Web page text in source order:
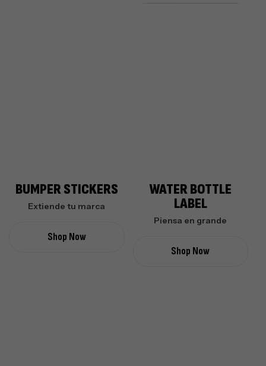
BUMPER STICKERS
Extiende tu marca
Shop Now
WATER BOTTLE
LABEL
Piensa en grande
Shop Now